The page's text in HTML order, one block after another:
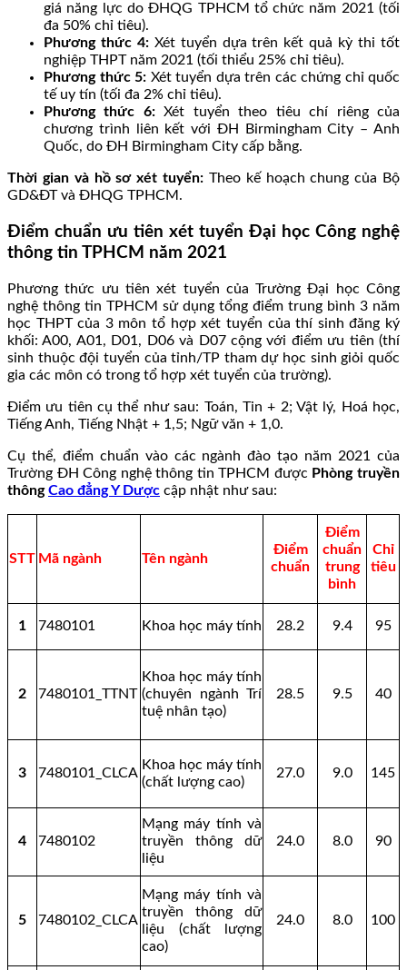
giá năng lực do ĐHQG TPHCM tổ chức năm 2021 (tối
đa 50% chỉ tiêu).
Phương thức 4:Xét tuyển dựa trên kết quả kỳ thi tốt
nghiệp THPT năm 2021 (tối thiểu 25% chỉ tiêu).
Phương thức 5: Xét tuyển dựa trên các chứng chỉ quốc
tế uy tín (tối đa 2% chỉ tiêu).
Phương thức 6:Xét tuyển theo tiêu chí riêng của
chương trình liên kết với ĐH Birmingham City – Anh
Quốc, do ĐH Birmingham City cấp bằng.
Thời gian và hồ sơ xét tuyển: Theo kế hoạch chung của Bộ
GD&ĐT và ĐHQG TPHCM.
Điểm chuẩn ưu tiên xét tuyển Đại học Công nghệ
thông tin TPHCM năm 2021
Phương thức ưu tiên xét tuyển của Trường Đại học Công
nghệ thông tin TPHCM sử dụng tổng điểm trung bình 3 năm
học THPT của 3 môn tổ hợp xét tuyển của thí sinh đăng ký
khối: A00, A01, D01, D06 và D07 cộng với điểm ưu tiên (thí
sinh thuộc đội tuyển của tỉnh/TP tham dự học sinh giỏi quốc
gia các môn có trong tổ hợp xét tuyển của trường).
Điểm ưu tiên cụ thể như sau: Toán, Tin + 2; Vật lý, Hoá học,
Tiếng Anh, Tiếng Nhật + 1,5; Ngữ văn + 1,0.
Cụ thể, điểm chuẩn vào các ngành đào tạo năm 2021 của
Trường ĐH Công nghệ thông tin TPHCM được Phòng truyền
thôngCao đẳng Y Dược cập nhật như sau:
STT Mã ngành Tên ngành
Điểm
chuẩn
Điểm
chuẩn
trung
bình
Chỉ
tiêu
1 7480101 Khoa học máy tính 28.2 9.4 95
2 7480101_TTNT
Khoa học máy tính
(chuyên ngành Trí
tuệ nhân tạo)
28.5 9.5 40
3 7480101_CLCA
Khoa học máy tính
(chất lượng cao)
27.0 9.0 145
4 7480102
Mạng máy tính và
truyền thông dữ
liệu
24.0 8.0 90
5 7480102_CLCA
Mạng máy tính và
truyền thông dữ
liệu (chất lượng
cao)
24.0 8.0 100